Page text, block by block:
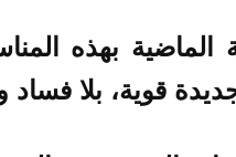
بهذه
قوية، بلا فساد